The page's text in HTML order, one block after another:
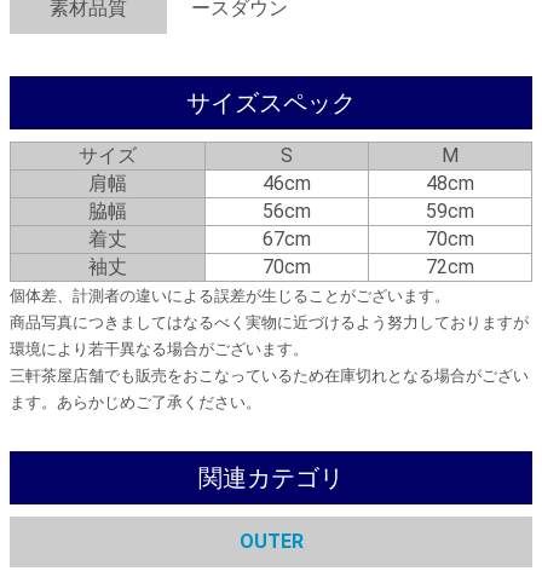
素材品質 ースダウン
サイズスペック
サイズ S
M
肩幅
46cm
48cm
脇幅
56cm
59cm
着丈
67cm
70cm
袖丈
70cm 72cm
個体差、計測者の違いによる誤差が生じることがございます。
商品写真につきましてはなるべく実物に近づけるよう努力しておりますが
環境により若干異なる場合がございます。
三軒茶屋店舗でも販売をおこなっているため在庫切れとなる場合がござい
ます。あらかじめご了承ください。
関連カテゴリ
OUTER